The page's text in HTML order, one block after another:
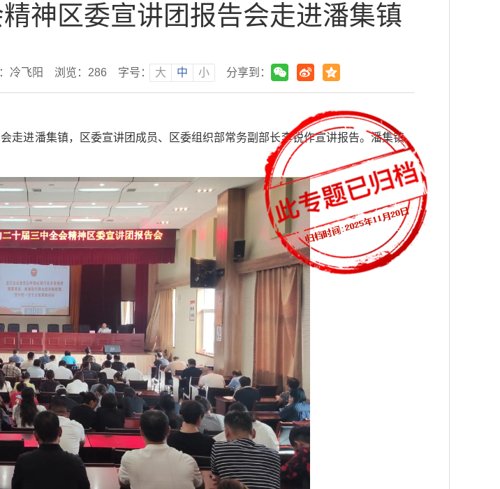
神区委宣讲团报告会走进潘集镇
冷飞阳 浏览： 286 字号： 大 中 小 分享到：
走进潘集镇，区委宣讲团成员、区委组织部常务副部长李锐作宣讲报告。潘集镇